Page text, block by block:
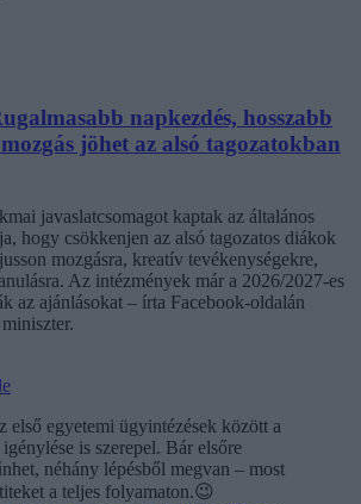
napkezdés, hosszabb
jöhet az alsó tagozatokban
javaslatcsomagot kaptak az általános
hogy csökkenjen az alsó tagozatos diákok
mozgásra, kreatív tevékenységekre,
Az intézmények már a 2026/2027-es
az ajánlásokat – írta Facebook-oldalán
első egyetemi ügyintézések között a
is szerepel. Bár elsőre
néhány lépésből megvan – most
a teljes folyamaton.😉